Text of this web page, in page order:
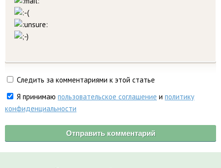
Следить за комментариями к этой статье
Я принимаю пользовательское соглашение и политику
конфиденциальности